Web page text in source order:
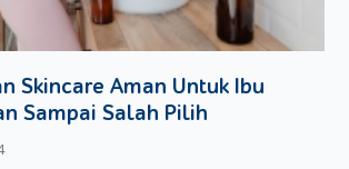
tuna tadi, kemudian bulatkan.
plastik wrap, Moms bisa
atau oval. Sesuaikan saja dengan selera.
nori, kemudian gunting dengan bentuk
Ambil nasi, dan letakkan di atas nori.
Skincare Aman Untuk Ibu
Sampai Salah Pilih